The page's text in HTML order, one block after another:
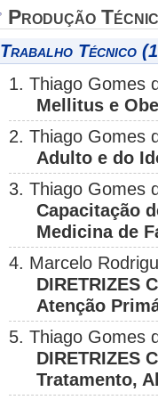
Produção
Trabalho Técnico
1. Thiago Gomes
Mellitus e
2. Thiago Gomes
Adulto e do
3. Thiago Gomes
Capacitação
Medicina de
4. Marcelo
DIRETRIZES
Atenção
5. Thiago Gomes
DIRETRIZES
Tratamento,